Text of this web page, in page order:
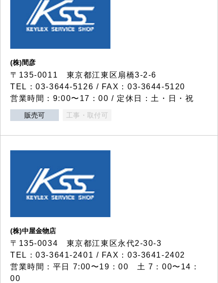
(株)間彦
〒135-0011 東京都江東区扇橋3-2-6
TEL：03-3644-5126 / FAX：03-3644-5120
営業時間：9:00〜17：00 / 定休日：土・日・祝
販売可 工事・取付可
(株)中屋金物店
〒135-0034 東京都江東区永代2-30-3
TEL：03-3641-2401 / FAX：03-3641-2402
営業時間：平日 7:00〜19：00 土 7：00〜14：
00